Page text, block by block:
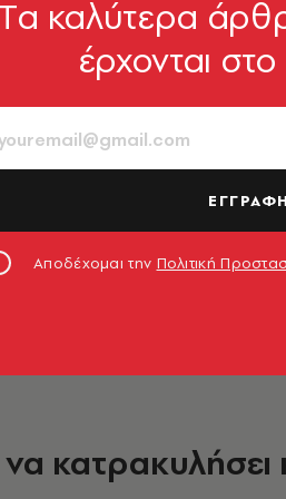
ποτέ πέρα τον
κατρακυλήσει
Tα καλύτερα
έρχονται
ΕΓΓΡΑΦΗ
Αποδέχομαι την Πολιτική